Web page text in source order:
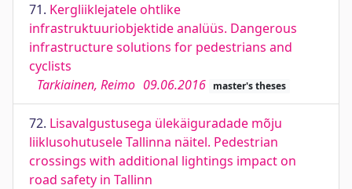
71. Kergliiklejatele ohtlike
infrastruktuuriobjektide analüüs. Dangerous
infrastructure solutions for pedestrians and
cyclists
Tarkiainen, Reimo 09.06.2016 master's theses
72. Lisavalgustusega ülekäiguradade mõju
liiklusohutusele Tallinna näitel. Pedestrian
crossings with additional lightings impact on
road safety in Tallinn